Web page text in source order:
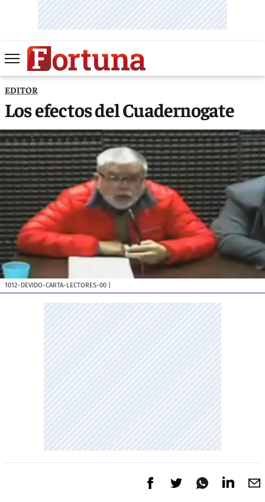
EDITOR
Los efectos del Cuadernogate
1012-DEVIDO-CARTA-LECTORES-00